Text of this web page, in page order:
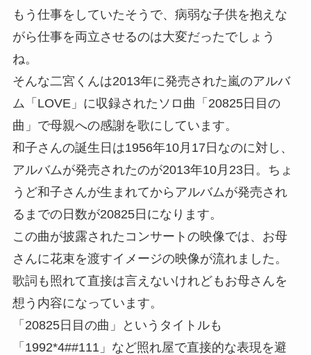
もう仕事をしていたそうで、病弱な子供を抱えな
がら仕事を両立させるのは大変だったでしょう
ね。
そんな二宮くんは2013年に発売された嵐のアルバ
ム「LOVE」に収録されたソロ曲「 20825日目の
曲 」で母親への感謝を歌にしています。
和子さんの誕生日は1956年10月17日なのに対し、
アルバムが発売されたのが2013年10月23日。ちょ
うど和子さんが生まれてからアルバムが発売され
るまでの日数が20825日になります。
この曲が披露されたコンサートの映像では、お母
さんに花束を渡すイメージの映像が流れました。
歌詞も照れて直接は言えないけれどもお母さんを
想う内容になっています。
「20825日目の曲」というタイトルも
「1992*4##111」など照れ屋で直接的な表現を避